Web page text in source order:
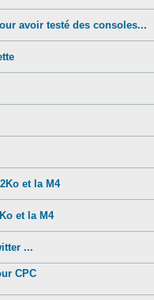
avoir testé des consoles...
et la M4
et la M4
...
CPC